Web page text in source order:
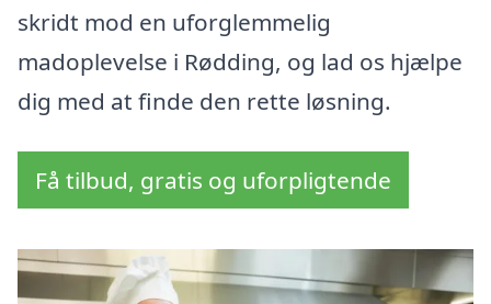
skridt mod en uforglemmelig
madoplevelse i Rødding, og lad os hjælpe
dig med at finde den rette løsning.
Få tilbud, gratis og uforpligtende